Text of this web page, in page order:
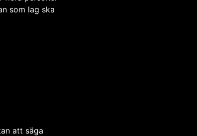
som lag ska
att säga